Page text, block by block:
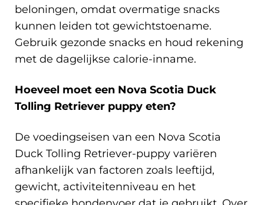
beloningen, omdat overmatige snacks
kunnen leiden tot gewichtstoename.
Gebruik gezonde snacks en houd rekening
met de dagelijkse calorie-inname.
Hoeveel moet een Nova Scotia Duck
Tolling Retriever puppy eten?
De voedingseisen van een Nova Scotia
Duck Tolling Retriever-puppy variëren
afhankelijk van factoren zoals leeftijd,
gewicht, activiteitenniveau en het